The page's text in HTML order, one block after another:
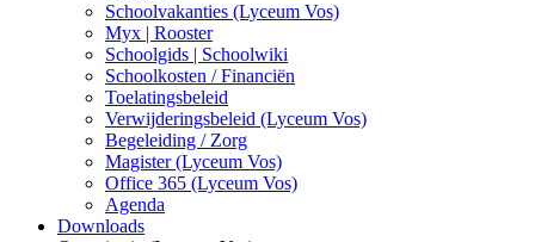
Schoolvakanties (Lyceum Vos)
Myx | Rooster
Schoolgids | Schoolwiki
Schoolkosten / Financiën
Toelatingsbeleid
Verwijderingsbeleid (Lyceum Vos)
Begeleiding / Zorg
Magister (Lyceum Vos)
Office 365 (Lyceum Vos)
Agenda
Downloads